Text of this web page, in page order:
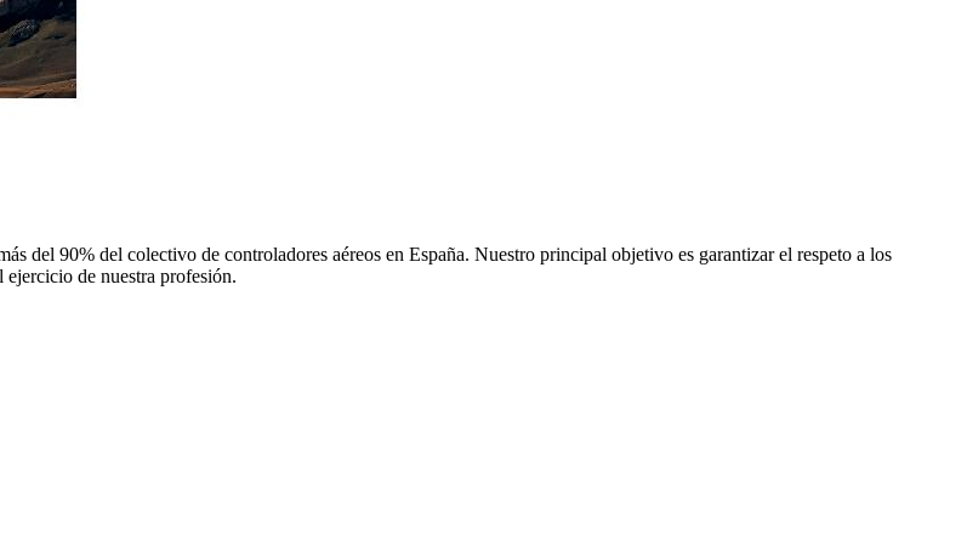
del 90% del colectivo de controladores aéreos en España. Nuestro principal objetivo es garantizar el respeto a los
de nuestra profesión.